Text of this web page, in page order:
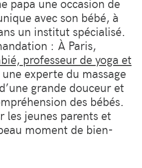
avec son bébé, à
un institut spécialisé.
: À Paris,
professeur de yoga et
une experte du massage
grande douceur et
des bébés.
les jeunes parents et
moment de bien-